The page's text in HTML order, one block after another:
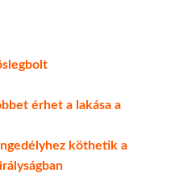
érhet a lakása a
köthetik a